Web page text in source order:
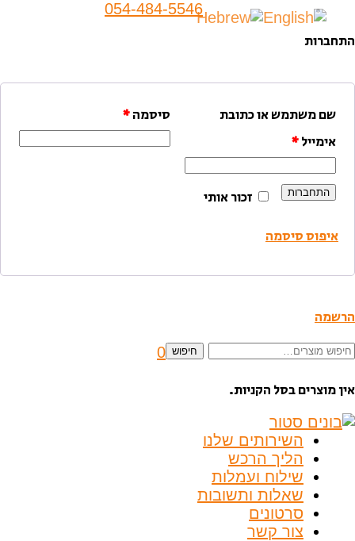
054-484-5546
התחברות
שם משתמש או כתובת
אימייל*
סיסמה*
זכור אותי התחברות
איפוס סיסמה
הרשמה
חיפוש
חיפוש 0
אין מוצרים בסל הקניות.
השירותים שלנו
הליך הרכש
שילוח ועמלות
שאלות ותשובות
סרטונים
צור קשר